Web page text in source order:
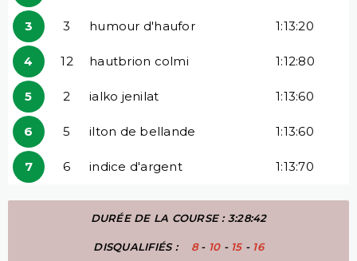
3 3 humour d'haufor 1:13:20
4 12 hautbrion colmi 1:12:80
5 2 ialko jenilat 1:13:60
6 5 ilton de bellande 1:13:60
7 6 indice d'argent 1:13:70
DURÉE DE LA COURSE : 3:28:42
DISQUALIFIÉS : 8- 10- 15- 16